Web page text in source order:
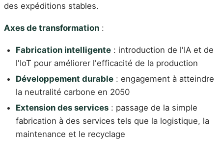
des expéditions stables.
Axes de transformation :
Fabrication intelligente : introduction de l'IA et de
l'IoT pour améliorer l'efficacité de la production
Développement durable : engagement à atteindre
la neutralité carbone en 2050
Extension des services : passage de la simple
fabrication à des services tels que la logistique, la
maintenance et le recyclage